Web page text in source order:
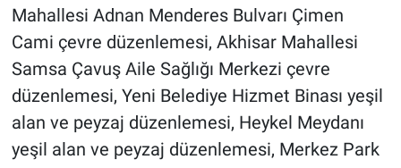
Mahallesi Adnan Menderes Bulvarı Çimen
Cami çevre düzenlemesi, Akhisar Mahallesi
Samsa Çavuş Aile Sağlığı Merkezi çevre
düzenlemesi, Yeni Belediye Hizmet Binası yeşil
alan ve peyzaj düzenlemesi, Heykel Meydanı
yeşil alan ve peyzaj düzenlemesi, Merkez Park